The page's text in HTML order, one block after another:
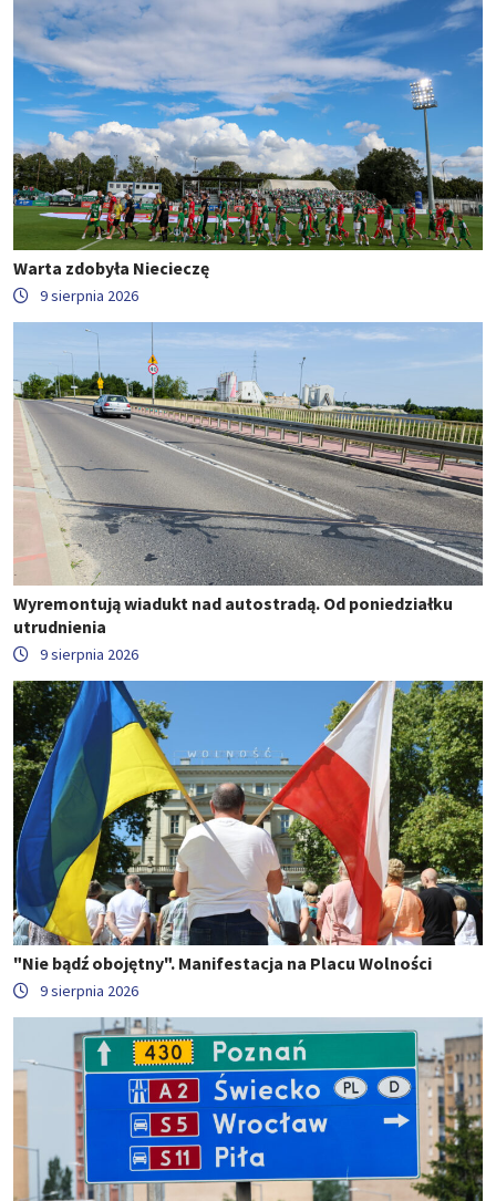
Warta zdobyła Niecieczę
9 sierpnia 2026
Wyremontują wiadukt nad autostradą. Od poniedziałku
utrudnienia
9 sierpnia 2026
"Nie bądź obojętny". Manifestacja na Placu Wolności
9 sierpnia 2026